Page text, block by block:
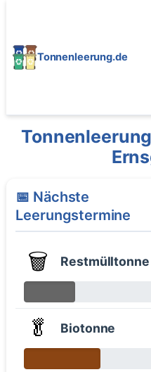
Tonnenleerung.de
📅 Nächste
Leerungstermine
🗑️ Restmülltonne
🥬 Biotonne